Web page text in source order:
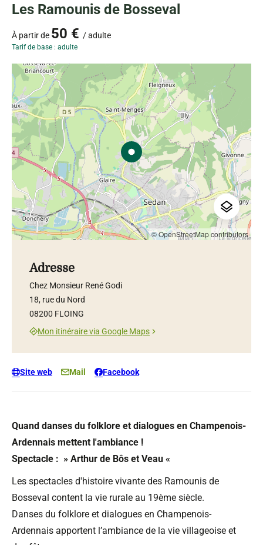
Les Ramounis de Bosseval
Quand danses du folklore et dialogues en Champenois-
Ardennais mettent l'ambiance !
Spectacle : » Arthur de Bôs et Veau «
Les spectacles d'histoire vivante des Ramounis de
Bosseval content la vie rurale au 19ème siècle.
Danses du folklore et dialogues en Champenois-
Ardennais apportent l’ambiance de la vie villageoise et
À partir de 50 € / adulte
Tarif de base : adulte
© OpenStreetMap contributors
Adresse
Chez Monsieur René Godi
18, rue du Nord
08200 FLOING
Mon itinéraire via Google Maps
Site web Mail Facebook